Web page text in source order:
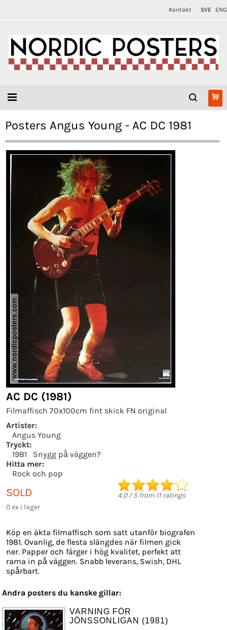
Kontakt SVE ENG
Posters Angus Young - AC DC 1981
AC DC (1981)
Filmaffisch 70x100cm fint skick FN original
Artister:
Angus Young
Tryckt:
1981
Snygg på väggen?
Hitta mer:
Rock och pop
SOLD
0 ex i lager
4.0/5from 11ratings
Köp en äkta filmaffisch som satt utanför biografen
1981. Ovanlig, de flesta slängdes när filmen gick
ner. Papper och färger i hög kvalitet, perfekt att
rama in på väggen. Snabb leverans, Swish, DHL
spårbart.
Andra posters du kanske gillar:
VARNING FÖR
JÖNSSONLIGAN (1981)